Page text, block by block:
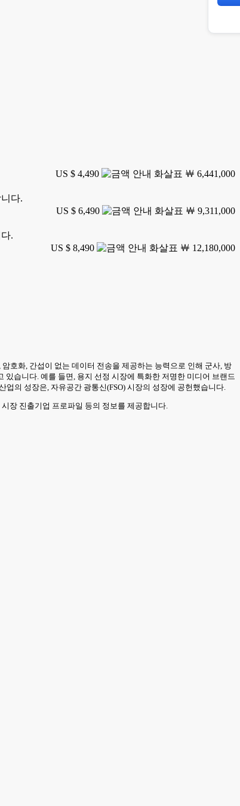
US $ 4,490
￦ 6,441,000
다.
US $ 6,490
￦ 9,311,000
.
US $ 8,490
￦ 12,180,000
호화, 간섭이 없는 데이터 전송을 제공하는 능력으로 인해 군사, 방
습니다. 예를 들면, 용지 선정 시장에 특화한 저명한 미디어 브랜드
업의 성장은, 자유공간 광통신(FSO) 시장의 성장에 공헌했습니다.
장 진출기업 프로파일 등의 정보를 제공합니다.